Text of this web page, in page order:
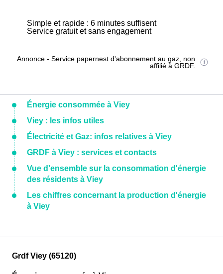
Simple et rapide : 6 minutes suffisent
Service gratuit et sans engagement
Annonce - Service papernest d'abonnement au gaz, non
affilié à GRDF.
Énergie consommée à Viey
Viey : les infos utiles
Électricité et Gaz: infos relatives à Viey
GRDF à Viey : services et contacts
Vue d'ensemble sur la consommation d'énergie
des résidents à Viey
Les chiffres concernant la production d'énergie
à Viey
Grdf Viey (65120)